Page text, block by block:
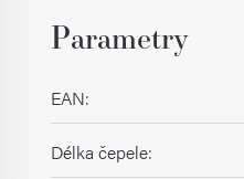
Parametry
EAN:
Délka čepele: